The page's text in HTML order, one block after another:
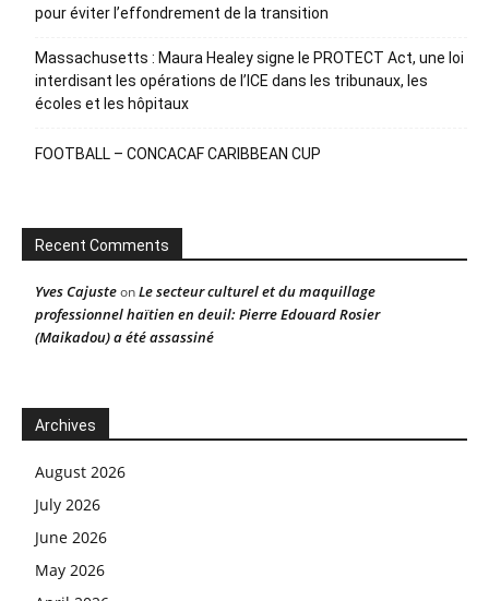
pour éviter l’effondrement de la transition
Massachusetts : Maura Healey signe le PROTECT Act, une loi
interdisant les opérations de l’ICE dans les tribunaux, les
écoles et les hôpitaux
FOOTBALL – CONCACAF CARIBBEAN CUP
Recent Comments
Yves CajusteonLe secteur culturel et du maquillage
professionnel haïtien en deuil: Pierre Edouard Rosier
(Maikadou) a été assassiné
Archives
August 2026
July 2026
June 2026
May 2026